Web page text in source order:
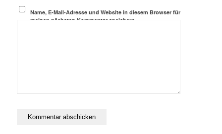
Name, E-Mail-Adresse und Website in diesem Browser für
meinen nächsten Kommentar speichern.